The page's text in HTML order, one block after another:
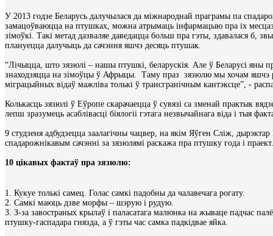
У 2013 годзе Беларусь далучылася да міжнароднай праграмы па
замацоўваюцца на птушках, можна атрымаць інфармацыю пра іх
зімоўкі. Такі метад дазваляе даведацца больш пра гэты, здавалася б,
плануецца далучыць да сачэння яшчэ десяць птушак.
“Лічыцца, што зязюлі – нашы птушкі, беларускія. Але ў Беларусі яны
знаходзяцца на зімоўцы ў Афрыцы. Таму праз зязюлю мы хочам яшчэ
міграцыйных відаў мажліва толькі ў трансгранічным кантэксце”, -
Колькасць зязюлі ў Еўропе скарачаецца ў сувязі са зменай практык
лепш зразумець асаблівасці біялогіі гэтага незвычайнага віда і тыя
9 студзеня адбудзецца заалагічны чацвер, на якім Яўген Сліж,
спадарожнікавым сачэнні за зязюлямі раскажа пра птушку года і
10 цікавых фактаў пра зязюлю:
1. Кукуе толькі самец. Голас самкі падобны да чалавечага рогату.
2. Самкі маюць дзве морфы – шэрую і рудую.
3. З-за завостраных крылаў і паласатага малюнка на жываце падчас
птушку-гаспадара гнязда, а ў гэты час самка падкідвае яйка.